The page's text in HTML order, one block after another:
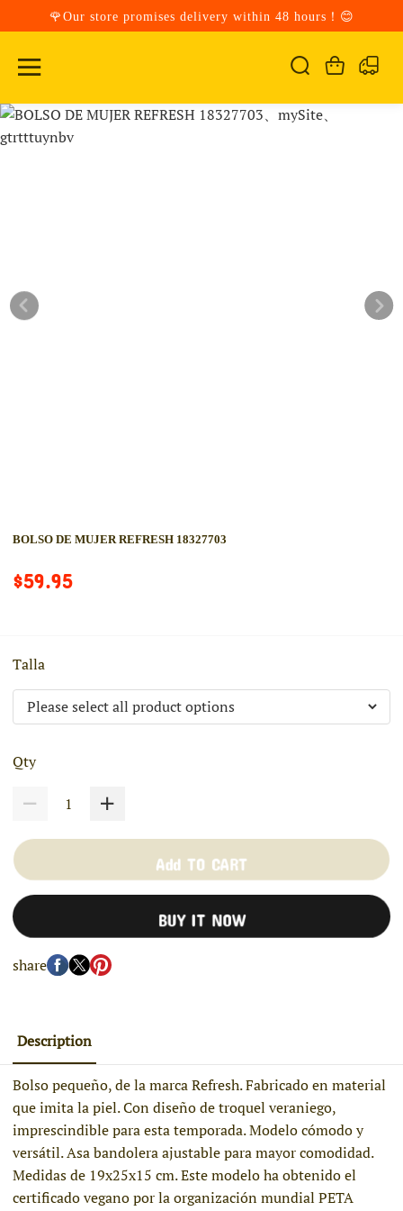
🌹Our store promises delivery within 48 hours！😊
BOLSO DE MUJER REFRESH 18327703
$59.95
Talla
Qty
Add TO CART
BUY IT NOW
share
Description
Bolso pequeño, de la marca Refresh. Fabricado en material
que imita la piel. Con diseño de troquel veraniego,
imprescindible para esta temporada. Modelo cómodo y
versátil. Asa bandolera ajustable para mayor comodidad.
Medidas de 19x25x15 cm. Este modelo ha obtenido el
certificado vegano por la organización mundial PETA